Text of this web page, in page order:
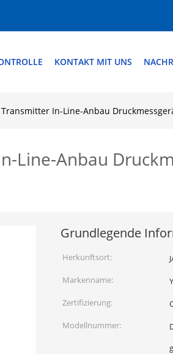
KONTAKT MIT UNS
Transmitter In-Line-Anbau
Line-Anbau
Grundlegende
Herkunftsort:
Markenname:
Zertifizierung:
Modellnummer: